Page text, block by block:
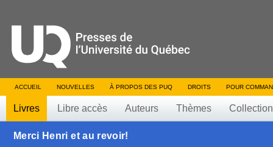
ACCUEIL NOUVELLES À PROPOS DES PUQ DROITS POUR
Livres Libre accès Auteurs Thèmes
Merci Henri et au revoir!